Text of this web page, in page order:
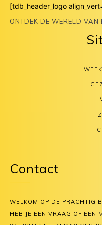
[tdb_header_logo
ONTDEK DE WERELD VAN
Contact
WELKOM OP DE PRACHTIG
HEB JE EEN VRAAG OF EEN